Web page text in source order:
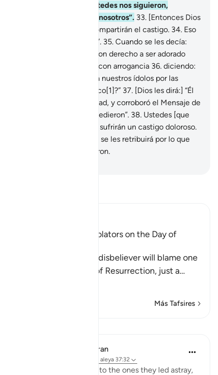
The arguing of the Idolators on the Day of
Allah tells us that the disbeliever will blame one
another in the arena of Resurrection, just a…
Más Tafsires
In the Shade of the Quran
aleya 37:32
The misleaders will say to the ones they led astray,
solo los sedujimos y ustedes nos siguieron,
desviándose igual que nosotros”. 33. [Entonces Dios
dirá:] “Todos ustedes compartirán el castigo. 34. Eso
haré con los pecadores”. 35. Cuando se les decía:
“No hay nada ni nadie con derecho a ser adorado
salvo Dios”, respondían con arrogancia 36. diciendo:
“¿Acaso vamos a dejar a nuestros ídolos por las
palabras de un poeta loco[1]?” 37. [Dios les dirá:] “Él
se presentó con la Verdad, y corroboró el Mensaje de
los Profetas que lo precedieron”. 38. Ustedes [que
rechazaron el Mensaje] sufrirán un castigo doloroso.
Pero sepan que solo se les retribuirá por lo que
[ustedes mismos] hicieron.